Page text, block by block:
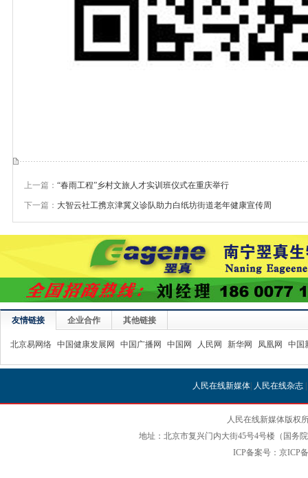
上一篇： “春雨工程”乡村文旅人才实训班仪式在重庆举行
下一篇： 大智云社工携京津冀义诊队助力白纸坊街道老年健康宣传周
友情链接 企业合作 其他链接
北京易网络 中国健康发展网 中国广播网 中国网 人民网 新华网 凤凰网 中国
人民在线新媒体| 人民在线杂志|
人民在线新媒体版权
地址：北京市复兴门内大街45号4号楼（国务
ICP备案号：京ICP